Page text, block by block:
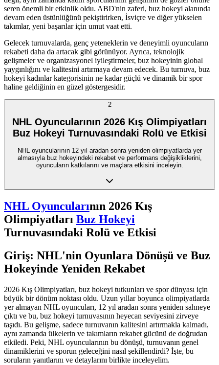
seren önemli bir etkinlik oldu. ABD'nin zaferi, buz hokeyi alanında
devam eden üstünlüğünü pekiştirirken, İsviçre ve diğer yükselen
takımlar, yeni başarılar için umut vaat etti.
Gelecek turnuvalarda, genç yeteneklerin ve deneyimli oyuncuların
rekabeti daha da artacak gibi görünüyor. Ayrıca, teknolojik
gelişmeler ve organizasyonel iyileştirmeler, buz hokeyinin global
yaygınlığını ve kalitesini artırmaya devam edecek. Bu turnuva, buz
hokeyi kadınlar kategorisinin ne kadar güçlü ve dinamik bir spor
haline geldiğinin en güzel göstergesidir.
2
NHL Oyuncularının 2026 Kış Olimpiyatları
Buz Hokeyi Turnuvasındaki Rolü ve Etkisi
NHL oyuncularının 12 yıl aradan sonra yeniden olimpiyatlarda yer
almasıyla buz hokeyindeki rekabet ve performans değişikliklerini,
oyuncuların katkılarını ve maçlara etkisini inceleyin.
NHL Oyuncularının 2026 Kış
Olimpiyatları Buz Hokeyi
Turnuvasındaki Rolü ve Etkisi
Giriş: NHL'nin Oyunlara Dönüşü ve Buz
Hokeyinde Yeniden Rekabet
2026 Kış Olimpiyatları, buz hokeyi tutkunları ve spor dünyası için
büyük bir dönüm noktası oldu. Uzun yıllar boyunca olimpiyatlarda
yer almayan NHL oyuncuları, 12 yıl aradan sonra yeniden sahneye
çıktı ve bu, buz hokeyi turnuvasının heyecan seviyesini zirveye
taşıdı. Bu gelişme, sadece turnuvanın kalitesini artırmakla kalmadı,
aynı zamanda ülkelerin ve takımların rekabet gücünü de doğrudan
etkiledi. Peki, NHL oyuncularının bu dönüşü, turnuvanın genel
dinamiklerini ve sporun geleceğini nasıl şekillendirdi? İşte, bu
soruların yanıtlarını ve detaylarını birlikte inceleyelim.